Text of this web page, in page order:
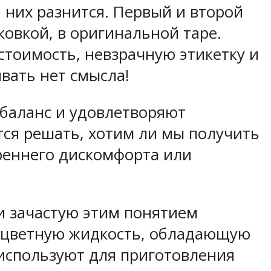
разнится. Первый и второй
в оригинальной таре.
невзрачную этикетку и
нет смысла!
и удовлетворяют
решать, хотим ли мы получить
дискомфорта или
зачастую этим понятием
жидкость, обладающую
для приготовления